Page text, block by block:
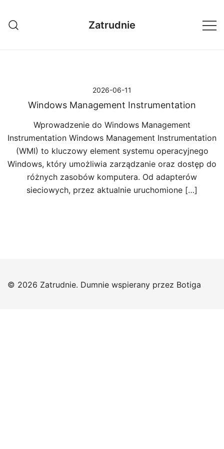
treści
Zatrudnie
2026-06-11
Windows Management Instrumentation
Wprowadzenie do Windows Management
Instrumentation Windows Management Instrumentation
(WMI) to kluczowy element systemu operacyjnego
Windows, który umożliwia zarządzanie oraz dostęp do
różnych zasobów komputera. Od adapterów
sieciowych, przez aktualnie uruchomione […]
© 2026 Zatrudnie. Dumnie wspierany przez Botiga